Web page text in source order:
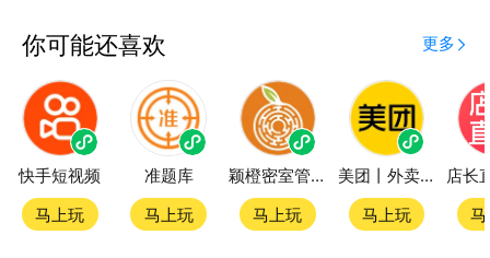
你可能还喜欢 更多
快手短视频
马上玩
准题库
马上玩
颖橙密室管家SmartOrange
马上玩
美团丨外卖团购特价美食酒店电影
马上玩